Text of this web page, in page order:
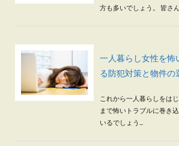
方も多いでしょう。 皆さ
一人暮らし女性を怖
る防犯対策と物件の
これから一人暮らしをは
まで怖いトラブルに巻き
いるでしょう...